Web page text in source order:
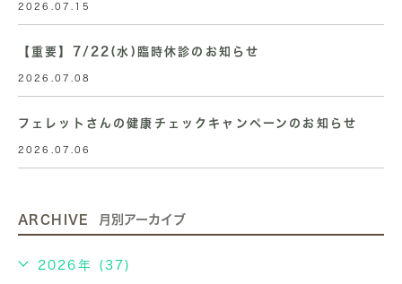
2026.07.15
【重要】7/22(水)臨時休診のお知らせ
2026.07.08
フェレットさんの健康チェックキャンペーンのお知らせ
2026.07.06
ARCHIVE 月別アーカイブ
2026年 (37)